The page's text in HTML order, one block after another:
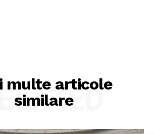
multe articole
similare